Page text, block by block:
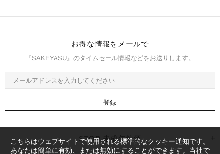
お得な情報をメールで
『SAKEYASU』のタイムセール情報などをお送りします。
STOP 未成年飲酒
こちらはウェブサイトで使用される標準的なクッキー通知です。
あなたは簡単に有効、または無効にすることができます。当社で